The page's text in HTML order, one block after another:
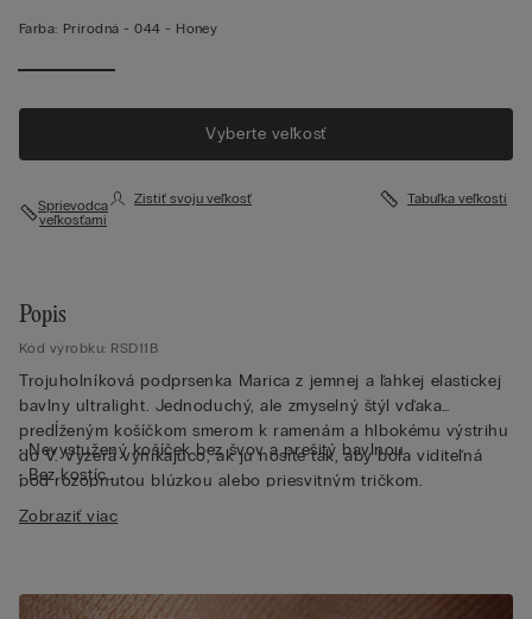
Farba: Prírodná -044 - Honey
Vyberte veľkosť
Sprievodca
veľkosťami
Zistiť svoju veľkosť Tabuľka veľkostí
Popis
Kód výrobku: RSD11B
Trojuholníková podprsenka Marica z jemnej a ľahkej elastickej
bavlny ultralight. Jednoduchý, ale zmyselný štýl vďaka
predĺženým košíčkom smerom k ramenám a hlbokému výstrihu
do V. Vyzerá vynikajúco, ak ju nosíte tak, aby bola viditeľná
pod rozopnutou blúzkou alebo priesvitným tričkom.
• Nevystužený košíček bez švov a prešitý bavlnou
• Bez kostíc
• Ramienka, potiahnuté bavlnou, je možné vzadu nastaviť
2B/75B/34B/85B/42B
Zobraziť viac